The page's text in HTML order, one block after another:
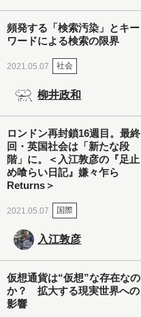
頻発する「検索汚染」とキー
ワードによる検索の限界
2021.05.07 社会
柳井政和
ロンドン再封鎖16週目。最終
回・英国社会は「新たな段
階」に。＜入江敦彦の『足止
め喰らい日記』嫌々乍ら
Returns＞
2021.05.07 国際
入江敦彦
仮想通貨は“仮想”な存在なの
か？ 拡大する現実世界への
影響